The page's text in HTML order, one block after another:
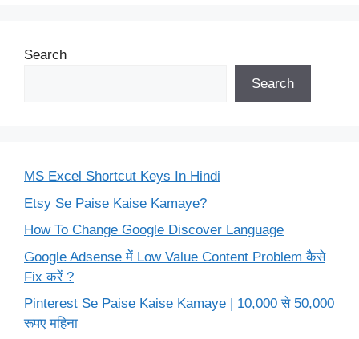
Search
Search
MS Excel Shortcut Keys In Hindi
Etsy Se Paise Kaise Kamaye?
How To Change Google Discover Language
Google Adsense में Low Value Content Problem कैसे
Fix करें ?
Pinterest Se Paise Kaise Kamaye | 10,000 से 50,000
रूपए महिना